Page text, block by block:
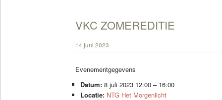
VKC ZOMEREDITIE
14 juni 2023
Evenementgegevens
Datum: 8 juli 2023 12:00– 16:00
Locatie: NTG Het Morgenlicht